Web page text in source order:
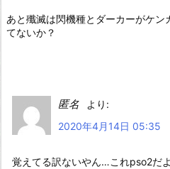
あと殲滅は閃機種とダーカーがケ
てないか？
匿名
より:
2020年4月14日 05:35
覚えてる訳ないやん…これpso2だ